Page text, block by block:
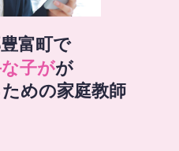
富町で
子がが
めの家庭教師